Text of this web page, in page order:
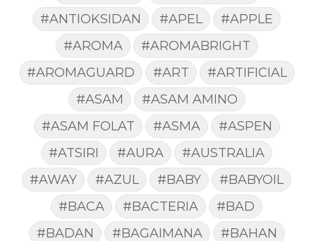
#ANTIOKSIDAN
#APEL
#APPLE
#AROMA
#AROMABRIGHT
#AROMAGUARD
#ART
#ARTIFICIAL
#ASAM
#ASAM AMINO
#ASAM FOLAT
#ASMA
#ASPEN
#ATSIRI
#AURA
#AUSTRALIA
#AWAY
#AZUL #BABY
#BABYOIL
#BACA
#BACTERIA
#BAD
#BADAN
#BAGAIMANA
#BAHAN